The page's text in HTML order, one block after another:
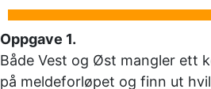
Oppgave 1.
Både Vest og Øst mangler ett
på meldeforløpet og finn ut